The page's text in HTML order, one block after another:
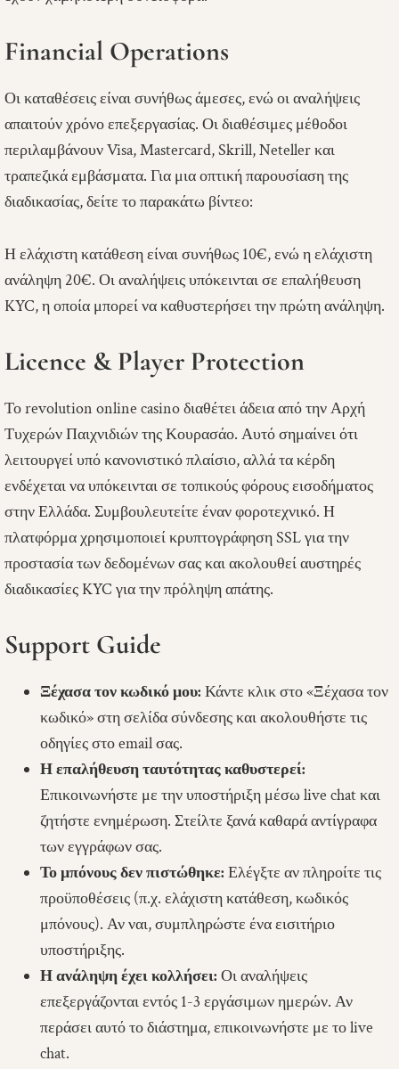
Financial Operations
Οι καταθέσεις είναι συνήθως άμεσες, ενώ οι αναλήψεις
απαιτούν χρόνο επεξεργασίας. Οι διαθέσιμες μέθοδοι
περιλαμβάνουν Visa, Mastercard, Skrill, Neteller και
τραπεζικά εμβάσματα. Για μια οπτική παρουσίαση της
διαδικασίας, δείτε το παρακάτω βίντεο:
Η ελάχιστη κατάθεση είναι συνήθως 10€, ενώ η ελάχιστη
ανάληψη 20€. Οι αναλήψεις υπόκεινται σε επαλήθευση
KYC, η οποία μπορεί να καθυστερήσει την πρώτη ανάληψη.
Licence & Player Protection
Το revolution online casino διαθέτει άδεια από την Αρχή
Τυχερών Παιχνιδιών της Κουρασάο. Αυτό σημαίνει ότι
λειτουργεί υπό κανονιστικό πλαίσιο, αλλά τα κέρδη
ενδέχεται να υπόκεινται σε τοπικούς φόρους εισοδήματος
στην Ελλάδα. Συμβουλευτείτε έναν φοροτεχνικό. Η
πλατφόρμα χρησιμοποιεί κρυπτογράφηση SSL για την
προστασία των δεδομένων σας και ακολουθεί αυστηρές
διαδικασίες KYC για την πρόληψη απάτης.
Support Guide
Ξέχασα τον κωδικό μου: Κάντε κλικ στο «Ξέχασα τον
κωδικό» στη σελίδα σύνδεσης και ακολουθήστε τις
οδηγίες στο email σας.
Η επαλήθευση ταυτότητας καθυστερεί:
Επικοινωνήστε με την υποστήριξη μέσω live chat και
ζητήστε ενημέρωση. Στείλτε ξανά καθαρά αντίγραφα
των εγγράφων σας.
Το μπόνους δεν πιστώθηκε: Ελέγξτε αν πληροίτε τις
προϋποθέσεις (π.χ. ελάχιστη κατάθεση, κωδικός
μπόνους). Αν ναι, συμπληρώστε ένα εισιτήριο
υποστήριξης.
Η ανάληψη έχει κολλήσει: Οι αναλήψεις
επεξεργάζονται εντός 1-3 εργάσιμων ημερών. Αν
περάσει αυτό το διάστημα, επικοινωνήστε με το live
chat.